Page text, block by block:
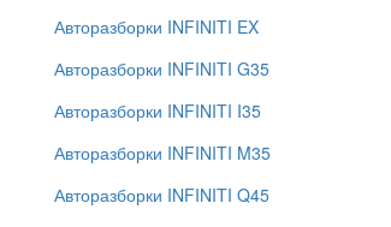
Авторазборки INFINITI EX
Авторазборки INFINITI G35
Авторазборки INFINITI I35
Авторазборки INFINITI M35
Авторазборки INFINITI Q45